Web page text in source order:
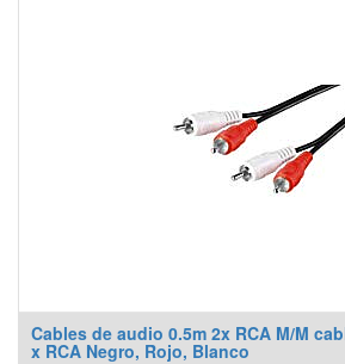
Cables de audio 0.5m 2x RCA M/M
x RCA Negro, Rojo, Blanco